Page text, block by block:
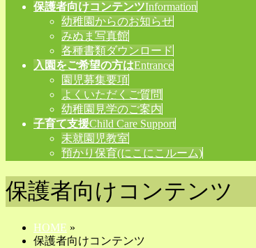
保護者向けコンテンツInformation
幼稚園からのお知らせ
みぬま写真館
各種書類ダウンロード
入園をご希望の方はEntrance
園児募集要項
よくいただくご質問
幼稚園見学のご案内
子育て支援Child Care Support
未就園児教室
預かり保育(にこにこルーム)
保護者向けコンテンツ
HOME »
保護者向けコンテンツ